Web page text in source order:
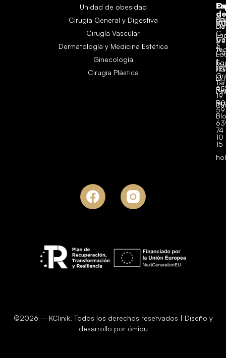
Unidad de obesidad
Cirugía General y Digestiva
Cirugía Vascular
Dermatología y Medicina Estética
Ginecología
Cirugía Plástica
de
y
C.
4,
1,
19
90
59
74
10
15
©2026 – KClinik. Todos los derechos reservados | Diseño y
desarrollo por ómibu